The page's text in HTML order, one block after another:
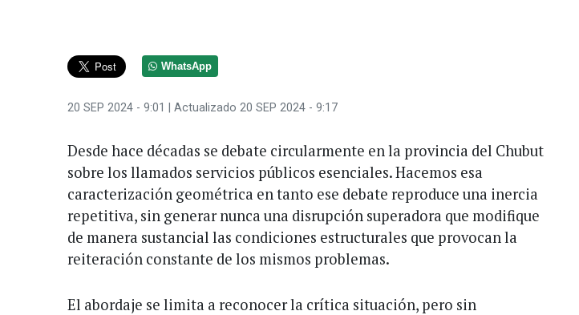
WhatsApp
20 SEP 2024 - 9:01 | Actualizado 20 SEP 2024 - 9:17
Desde hace décadas se debate circularmente en la provincia del Chubut
sobre los llamados servicios públicos esenciales. Hacemos esa
caracterización geométrica en tanto ese debate reproduce una inercia
repetitiva, sin generar nunca una disrupción superadora que modifique
de manera sustancial las condiciones estructurales que provocan la
reiteración constante de los mismos problemas.
El abordaje se limita a reconocer la crítica situación, pero sin